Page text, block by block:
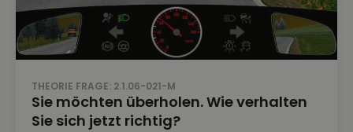
THEORIE FRAGE: 2.1.06-021-M
Sie möchten überholen. Wie verhalten
Sie sich jetzt richtig?